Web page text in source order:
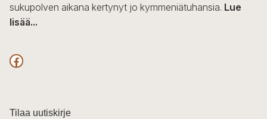
sukupolven aikana kertynyt jo kymmeniätuhansia. Lue
lisää...
F
c
Tilaa uutiskirje